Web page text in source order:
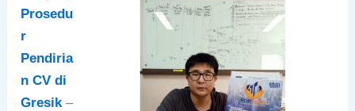
Prosedu
r
Pendiria
n CV di
Gresik –